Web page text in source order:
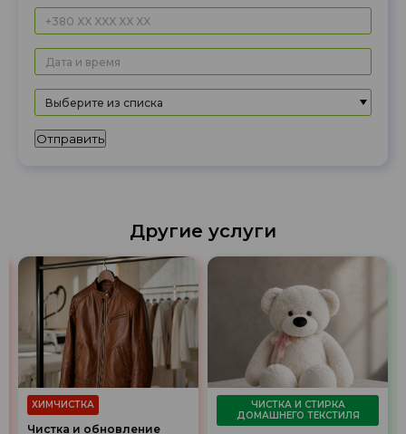
Выберите из списка
Отправить
Другие услуги
ХИМЧИСТКА
Чистка и обновление
ЧИСТКА И СТИРКА
ДОМАШНЕГО ТЕКСТИЛЯ